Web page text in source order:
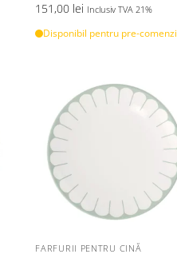
151,00 lei Inclusiv TVA 21%
Disponibil pentru pre-comenzi
FARFURII PENTRU CINĂ